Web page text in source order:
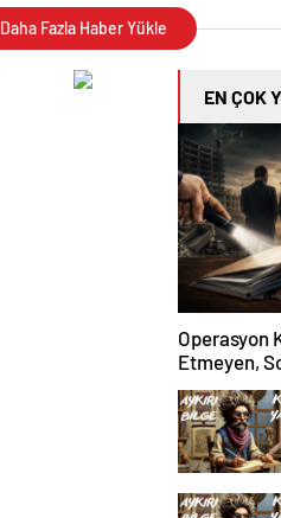
Daha Fazla Haber Yükle
EN ÇOK
Operasyon
Etmeyen,